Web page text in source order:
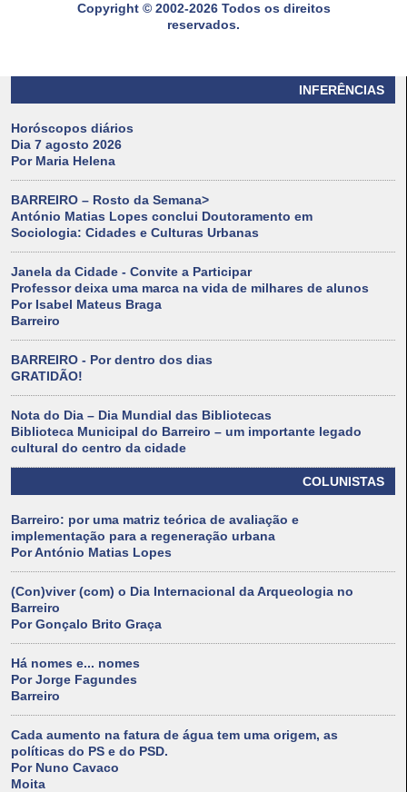
INFERÊNCIAS
Horóscopos diários
Dia 7 agosto 2026
Por Maria Helena
BARREIRO – Rosto da Semana>
António Matias Lopes conclui Doutoramento em
Sociologia: Cidades e Culturas Urbanas
Janela da Cidade - Convite a Participar
Professor deixa uma marca na vida de milhares de alunos
Por Isabel Mateus Braga
Barreiro
BARREIRO - Por dentro dos dias
GRATIDÃO!
Nota do Dia – Dia Mundial das Bibliotecas
Biblioteca Municipal do Barreiro – um importante legado
cultural do centro da cidade
COLUNISTAS
Barreiro: por uma matriz teórica de avaliação e
implementação para a regeneração urbana
Por António Matias Lopes
(Con)viver (com) o Dia Internacional da Arqueologia no
Barreiro
Por Gonçalo Brito Graça
Há nomes e... nomes
Por Jorge Fagundes
Barreiro
Cada aumento na fatura de água tem uma origem, as
políticas do PS e do PSD.
Por Nuno Cavaco
Moita
Copyright © 2002-2026 Todos os direitos
reservados.